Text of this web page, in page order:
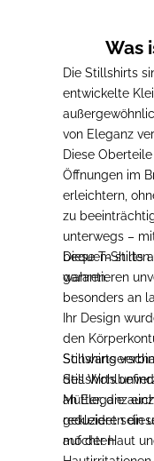
Was
Die Stillshirts
entwickelte
von Eleganz
Diese
Öffnungen im
erleichtern,
zu
unterwegs –
bequem stillen
wahren.
Diese T-Shirts
garantieren
besonders an
Ihr Design
den
des
an Eleganz
reduzieren
auf der Haut
Stillshirts
Stillshirts
Mütter, die
gekleidet sein
möchten.